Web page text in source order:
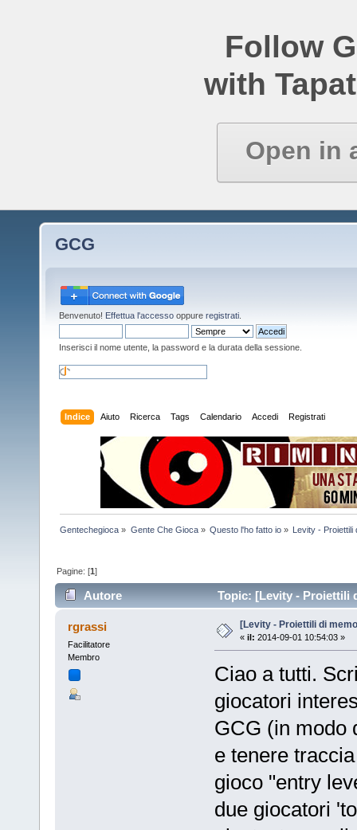
Follow
with
Open in
GCG
Benvenuto! Effettua l'accesso oppure registrati
Inserisci il nome utente, la password e la durata della sessione.
Indice Aiuto Ricerca Tags Calendario Accedi Registrati
Gentechegioca » Gente Che Gioca» Questo l'ho fatto io» Levity - Proiettili
Pagine: [1]
Autore Topic: [Levity - Proiettili
rgrassi
Facilitatore
Membro
[Levity - Proiettili di
« il: 2014-09-01 10:54:03 »
Ciao a tutti.
giocatori
GCG (in modo
e tenere
gioco "entry
due giocatori